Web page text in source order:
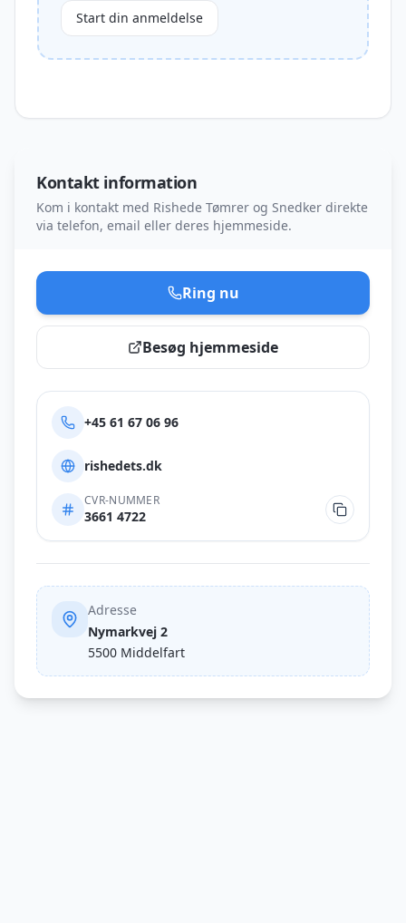
Start din anmeldelse
Kontakt information
Kom i kontakt med Rishede Tømrer og Snedker direkte
via telefon, email eller deres hjemmeside.
Ring nu
Besøg hjemmeside
+45 61 67 06 96
rishedets.dk
CVR-NUMMER
3661 4722
Adresse
Nymarkvej 2
5500 Middelfart